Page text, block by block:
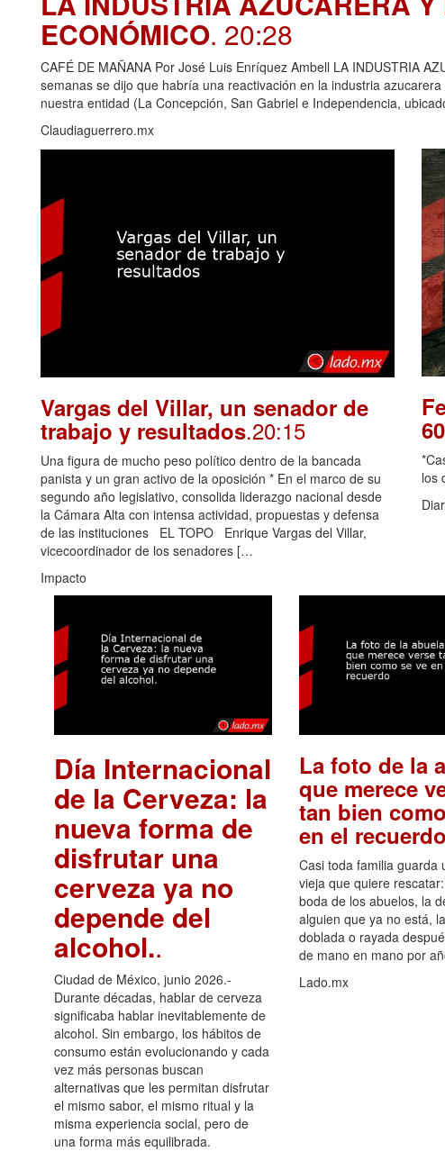
ECONÓMICO. 20:28
CAFÉ DE MAÑANA Por José Luis Enríquez Ambell LA INDUSTRIA
semanas se dijo que habría una reactivación en la industria
nuestra entidad (La Concepción, San Gabriel e Independencia,
Claudiaguerrero.mx
Vargas del Villar, un senador de
trabajo y resultados.20:15
Una figura de mucho peso político dentro de la bancada
panista y un gran activo de la oposición * En el marco de su
segundo año legislativo, consolida liderazgo nacional desde
la Cámara Alta con intensa actividad, propuestas y defensa
de las instituciones EL TOPO Enrique Vargas del Villar,
vicecoordinador de los senadores […
Impacto
los
Día Internacional
de la Cerveza: la
nueva forma de
disfrutar una
cerveza ya no
depende del
alcohol..
Ciudad de México, junio 2026.-
Durante décadas, hablar de cerveza
significaba hablar inevitablemente de
alcohol. Sin embargo, los hábitos de
consumo están evolucionando y cada
vez más personas buscan
alternativas que les permitan disfrutar
el mismo sabor, el mismo ritual y la
misma experiencia social, pero de
una forma más equilibrada.
La foto de la
que merece
tan bien
en el recuerdo
Casi toda familia guarda
vieja que quiere
boda de los abuelos, la
alguien que ya no está,
doblada o rayada
de mano en mano por
Lado.mx